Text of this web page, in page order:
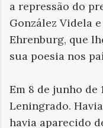
a repressão do
González Videla
Ehrenburg, que
sua poesia nos
Em 8 de junho de
Leningrado.
havia aparecido